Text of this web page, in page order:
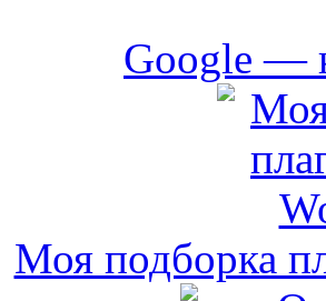
Google —
Моя подборка